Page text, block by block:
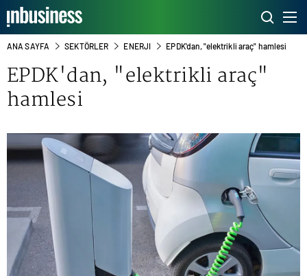
ANA SAYFA SEKTÖRLER ENERJI EPDK'dan, "elektrikli araç" hamlesi
EPDK'dan, "elektrikli araç"
hamlesi